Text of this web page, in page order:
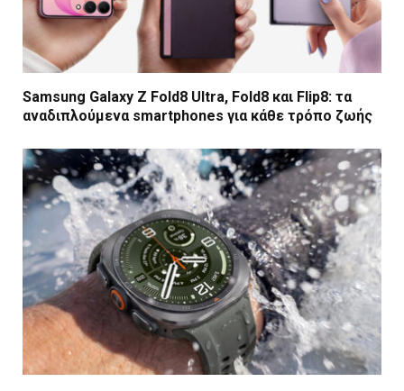
Samsung Galaxy Z Fold8 Ultra, Fold8 και Flip8: τα
αναδιπλούμενα smartphones για κάθε τρόπο ζωής